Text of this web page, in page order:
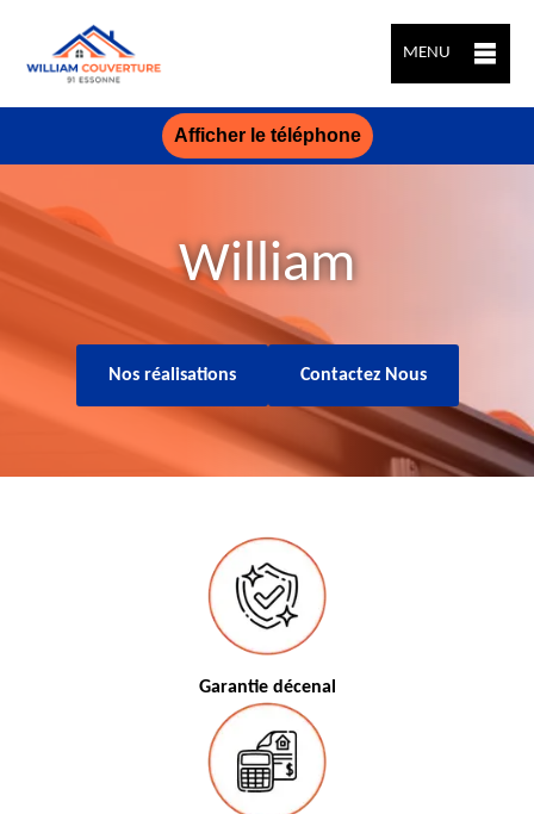
MENU
Afficher le téléphone
William
Nos réalisations Contactez Nous
Garantie décenal